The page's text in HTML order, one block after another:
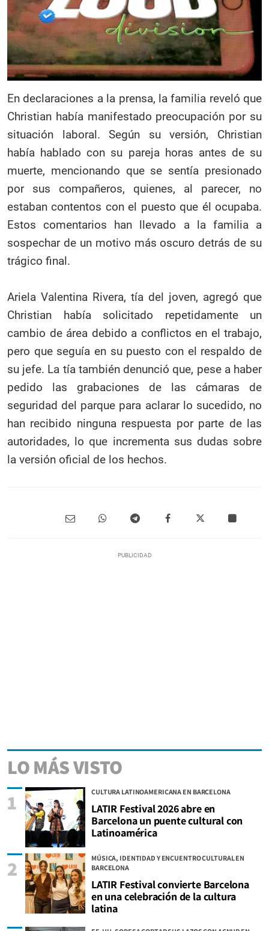
En declaraciones a la prensa, la familia reveló que
Christian había manifestado preocupación por su
situación laboral. Según su versión, Christian
había hablado con su pareja horas antes de su
muerte, mencionando que se sentía presionado
por sus compañeros, quienes, al parecer, no
estaban contentos con el puesto que él ocupaba.
Estos comentarios han llevado a la familia a
sospechar de un motivo más oscuro detrás de su
trágico final.
Ariela Valentina Rivera, tía del joven, agregó que
Christian había solicitado repetidamente un
cambio de área debido a conflictos en el trabajo,
pero que seguía en su puesto con el respaldo de
su jefe. La tía también denunció que, pese a haber
pedido las grabaciones de las cámaras de
seguridad del parque para aclarar lo sucedido, no
han recibido ninguna respuesta por parte de las
autoridades, lo que incrementa sus dudas sobre
la versión oficial de los hechos.​
LO MÁS VISTO
CULTURA LATINOAMERICANA EN BARCELONA
LATIR Festival 2026 abre en
Barcelona un puente cultural con
Latinoamérica
1
MÚSICA, IDENTIDAD Y ENCUENTRO CULTURAL EN
BARCELONA
LATIR Festival convierte Barcelona
en una celebración de la cultura
latina
2